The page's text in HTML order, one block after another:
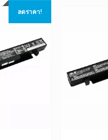
ลดราคา!